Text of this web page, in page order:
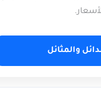
والمثائل